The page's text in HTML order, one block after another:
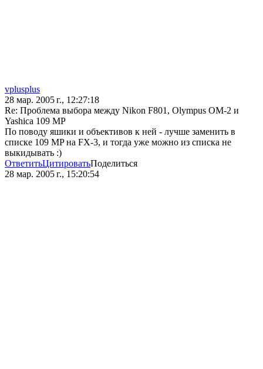
vplusplus
28 мар. 2005 г., 12:27:18
Re: Проблема выбора между Nikon F801, Olympus OM-2 и
Yashica 109 MP
По поводу яшики и объективов к ней - лучше заменить в
списке 109 MP на FX-3, и тогда уже можно из списка не
выкидывать :)
ОтветитьЦитироватьПоделиться
28 мар. 2005 г., 15:20:54